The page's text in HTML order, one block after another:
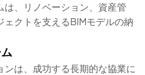
は、リノベーション、資産管
クトを支えるBIMモデルの納
は、成功する長期的な協業に